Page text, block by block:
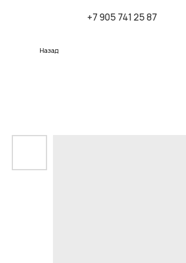
+7 905 741 25 87